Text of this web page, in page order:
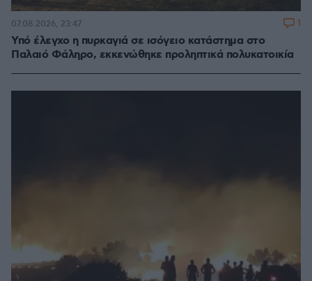
Υπό έλεγχο η πυρκαγιά σε ισόγειο κατάστημα στο
Παλαιό Φάληρο, εκκενώθηκε προληπτικά πολυκατοικία
07.08.2026, 23:47 1